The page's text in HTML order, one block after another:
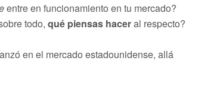
entre en funcionamiento en tu mercado?
todo, qué piensas haceral respecto?
en el mercado estadounidense, allá